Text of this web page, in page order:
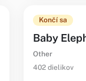
Končí sa
Baby
Other
402 dielikov